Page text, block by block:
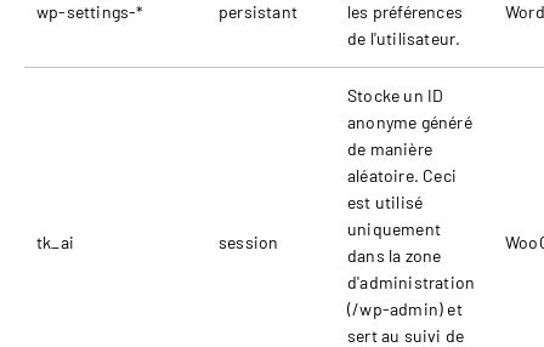
wp-settings-* persistant
les préférences
de l'utilisateur.
tk_ai session
Stocke un ID
anonyme généré
de manière
aléatoire. Ceci
est utilisé
uniquement
dans la zone
d'administration
(/wp-admin) et
sert au suivi de